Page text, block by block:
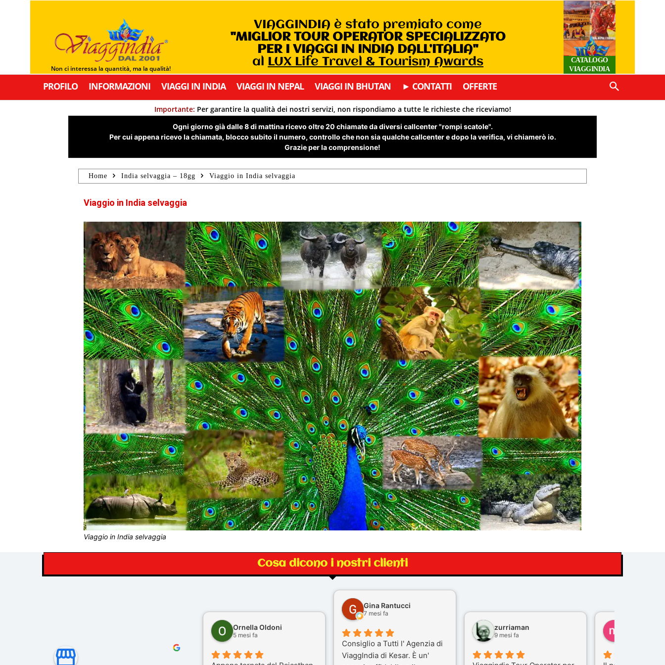
Non ci interessa la quantità, ma la qualità!
VIAGGINDIA è stato premiato come
"MIGLIOR TOUR OPERATOR SPECIALIZZATO
PER I VIAGGI IN INDIA DALL’ITALIA"
al LUX Life Travel & Tourism Awards
CATALOGO
VIAGGINDIA
PROFILO INFORMAZIONI VIAGGI IN INDIA VIAGGI IN NEPAL VIAGGI IN BHUTAN ► CONTATTI OFFERTE
Importante: Per garantire la qualità dei nostri servizi, non rispondiamo a tutte le richieste che riceviamo!
Ogni giorno già dalle 8 di mattina ricevo oltre 20 chiamate da diversi callcenter "rompi scatole".
Per cui appena ricevo la chiamata, blocco subito il numero, controllo che non sia qualche callcenter e dopo la verifica, vi chiamerò io.
Grazie per la comprensione!
Home India selvaggia – 18gg Viaggio in India selvaggia
Viaggio in India selvaggia
Viaggio in India selvaggia
Cosa dicono i nostri clienti
Ornella Oldoni
5 mesi fa
Gina Rantucci
7 mesi fa
Consiglio a Tutti l' Agenzia di
ViaggIndia di Kesar. È un'
zurriaman
9 mesi fa